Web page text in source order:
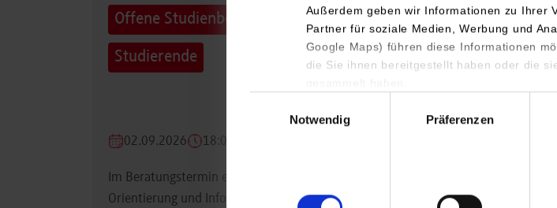
Außerdem geben wir Informationen zu Ihrer
Partner für soziale Medien, Werbung und
Google Maps) führen diese Informationen
die Sie ihnen bereitgestellt haben oder die
Notwendig
Präferenzen
Offene Studienberatung für
Studierende
02.09.2026 18:00 Uhr
Im Beratungstermin erhalten Studierende
Orientierung und Informationen zu
INDIS-
Studierende
Studierende